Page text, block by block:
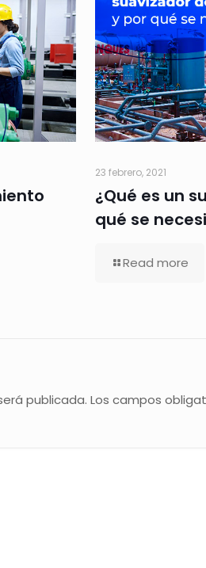
23 febrero, 2021
¿Qué es un
qué se
Read more
publicada. Los campos